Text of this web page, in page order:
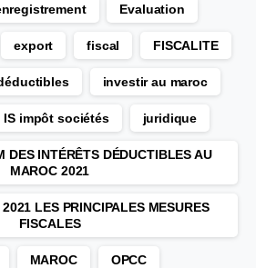
Evaluation
export fiscal FISCALITE
investir au maroc
IS impôt sociétés juridique
DES INTÉRÊTS DÉDUCTIBLES AU
MAROC 2021
LES PRINCIPALES MESURES
FISCALES
MAROC OPCC